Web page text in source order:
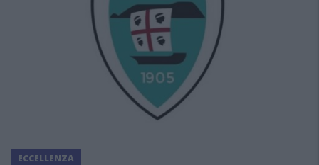
ECCELLENZA